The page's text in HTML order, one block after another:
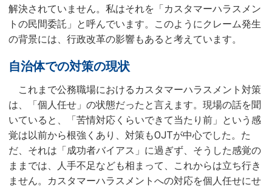
解決されていません。私はそれを「カスタマーハラスメン
トの民間委託」と呼んでいます。このようにクレーム発生
の背景には、行政改革の影響もあると考えています。
自治体での対策の現状
これまで公務職場におけるカスタマーハラスメント対策
は、「個人任せ」の状態だったと言えます。現場の話を聞
いていると、「苦情対応くらいできて当たり前」という感
覚は以前から根強くあり、対策もOJTが中心でした。た
だ、それは「成功者バイアス」に過ぎず、そうした感覚の
ままでは、人手不足なども相まって、これからは立ち行き
ません。カスタマーハラスメントへの対応を個人任せにせ